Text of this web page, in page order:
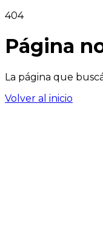
404
Página
La página que
Volver al inicio